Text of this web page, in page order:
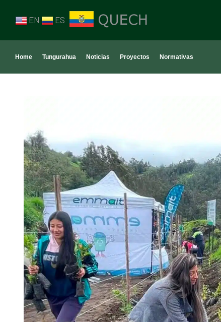
EN ES
Home Tungurahua Noticias Proyectos Normativas